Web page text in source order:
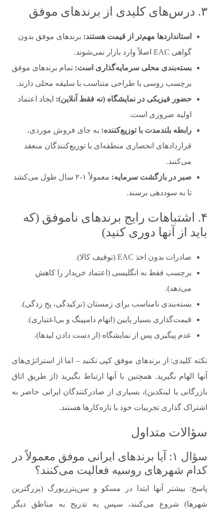
۳. درس‌های کلیدی از برندهای موفق
استانداردها مهم‌تر از قیمت هستند: برندهای موفق بدون
گواهی EAC اصلاً وارد بازار نمی‌شوند.
بسته‌بندی محلی سرمایه‌گذاری است: تمام برندهای موفق
برچسب روسی با طراحی متناسب با سلیقه محلی دارند.
حضور فیزیکی در نمایشگاه (نه فقط آنلاین): ایجاد اعتماد
اولیه ضروری است.
رابطه بلندمدت با توزیع‌کننده: به جای فروش موردی،
قراردادهای انحصاری منطقه‌ای با توزیع‌کنندگان منعقد
می‌کنند.
صبر در بازگشت سرمایه:
معمولاً ۱-۲ سال طول می‌کشد
تا به سوددهی برسند.
۴. اشتباهات رایج برندهای ناموفق (که
باید از آنها دوری کنید)
صادرات بدون اخذ EAC (توقیف کالا).
برچسب فقط به انگلیسی (اعتماد خریدار را کاهش
می‌دهد).
بسته‌بندی نامناسب برای زمستان (ترکیدگی، یخ زدگی).
قیمت‌گذاری بسیار پایین (اتهام دامپینگ و بی‌اعتباری).
عدم پیگیری پس از نمایشگاه (از دست دادن لیدها).
نکته کلیدی: از برندهای موفق کپی نکنید – اما از استراتژی‌های
آنها الهام بگیرید. همچنین با آنها ارتباط بگیرید (از طریق اتاق
بازرگانی یا لینکدین)، بسیاری از صادرکنندگان ایرانی حاضر به
اشتراک گذاری تجربیات خود با تازه‌کارها هستند.
سؤالات متداول
سؤال ۱: آیا برندهای ایرانی موفق معمولاً در
کدام شهرهای روسیه فعالیت می‌کنند؟
پاسخ: بیشتر آنها ابتدا در مسکو و سن‌پترزبورگ (بزرگترین
شهرها) شروع می‌کنند، سپس به تدریج به مناطق دیگر